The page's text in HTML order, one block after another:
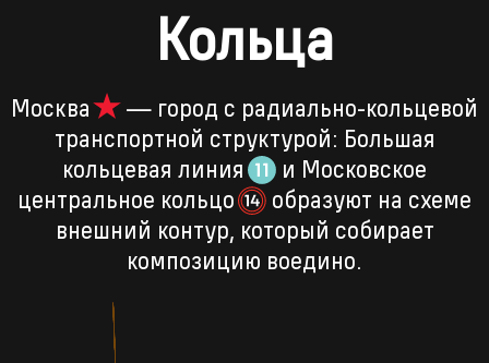
Кольца
Москва
— город с радиально-кольцевой
транспортной структурой: Большая
кольцеваялиния
и Московское
центральное кольцо
образуют на схеме
внешний контур, который собирает
композицию воедино.